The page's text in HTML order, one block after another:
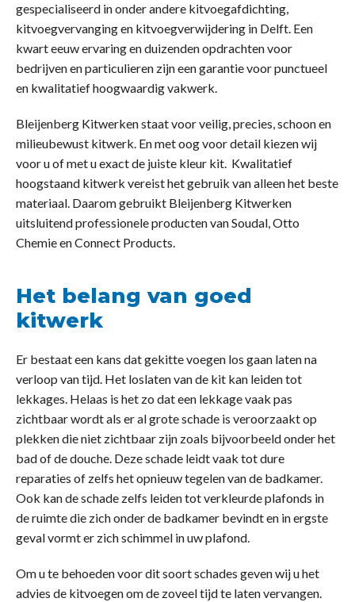
gespecialiseerd in onder andere kitvoegafdichting,
kitvoegvervanging en kitvoegverwijdering in Delft. Een
kwart eeuw ervaring en duizenden opdrachten voor
bedrijven en particulieren zijn een garantie voor punctueel
en kwalitatief hoogwaardig vakwerk.
Bleijenberg Kitwerken staat voor veilig, precies, schoon en
milieubewust kitwerk. En met oog voor detail kiezen wij
voor u of met u exact de juiste kleur kit. Kwalitatief
hoogstaand kitwerk vereist het gebruik van alleen het beste
materiaal. Daarom gebruikt Bleijenberg Kitwerken
uitsluitend professionele producten van Soudal, Otto
Chemie en Connect Products.
Het belang van goed
kitwerk
Er bestaat een kans dat gekitte voegen los gaan laten na
verloop van tijd. Het loslaten van de kit kan leiden tot
lekkages. Helaas is het zo dat een lekkage vaak pas
zichtbaar wordt als er al grote schade is veroorzaakt op
plekken die niet zichtbaar zijn zoals bijvoorbeeld onder het
bad of de douche. Deze schade leidt vaak tot dure
reparaties of zelfs het opnieuw tegelen van de badkamer.
Ook kan de schade zelfs leiden tot verkleurde plafonds in
de ruimte die zich onder de badkamer bevindt en in ergste
geval vormt er zich schimmel in uw plafond.
Om u te behoeden voor dit soort schades geven wij u het
advies de kitvoegen om de zoveel tijd te laten vervangen.